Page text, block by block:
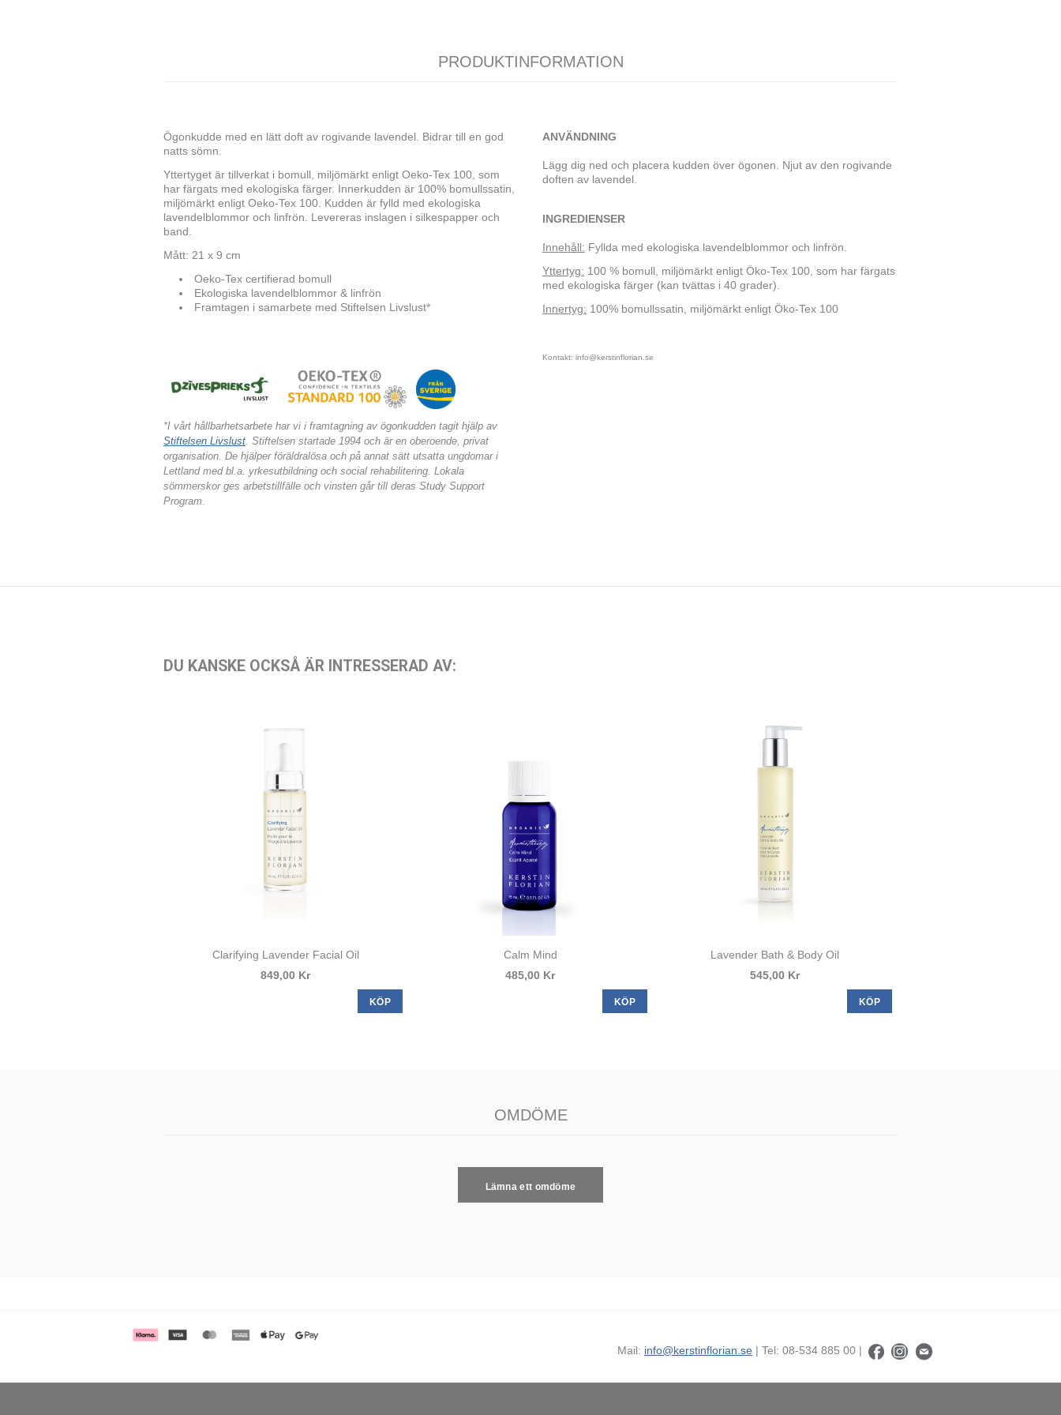
PRODUKTINFORMATION
Ögonkudde med en lätt doft av rogivande lavendel. Bidrar till en god
natts sömn.
Yttertyget är tillverkat i bomull, miljömärkt enligt Oeko-Tex 100, som
har färgats med ekologiska färger. Innerkudden är 100% bomullssatin,
miljömärkt enligt Oeko-Tex 100. Kudden är fylld med ekologiska
lavendelblommor och linfrön. Levereras inslagen i silkespapper och
band.
Mått: 21 x 9 cm
Oeko-Tex certifierad bomull
Ekologiska lavendelblommor & linfrön
Framtagen i samarbete med Stiftelsen Livslust*
*I vårt hållbarhetsarbete har vi i framtagning av ögonkudden tagit hjälp av
Stiftelsen Livslust . Stiftelsen startade 1994 och är en oberoende, privat
organisation. De hjälper föräldralösa och på annat sätt utsatta ungdomar i
Lettland med bl.a. yrkesutbildning och social rehabilitering. Lokala
sömmerskor ges arbetstillfälle och vinsten går till deras Study Support
Program.
ANVÄNDNING
Lägg dig ned och placera kudden över ögonen. Njut av den rogivande
doften av lavendel.
INGREDIENSER
Innehåll: Fyllda med ekologiska lavendelblommor och linfrön.
Yttertyg: 100 % bomull, miljömärkt enligt Öko-Tex 100, som har färgats
med ekologiska färger (kan tvättas i 40 grader).
Innertyg: 100% bomullssatin, miljömärkt enligt Öko-Tex 100
Kontakt: info@kerstinflorian.se
DU KANSKE OCKSÅ ÄR INTRESSERAD AV:
Clarifying Lavender Facial Oil
849,00 Kr
KÖP
Calm Mind
485,00 Kr
KÖP
Lavender Bath & Body Oil
545,00 Kr
KÖP
OMDÖME
Lämna ett omdöme
Mail: info@kerstinflorian.se | Tel: 08-534 885 00 |